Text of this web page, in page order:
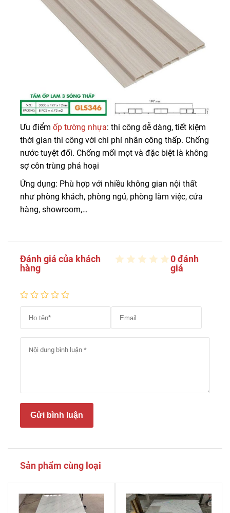
Ưu điểm ốp tường nhựa: thi công dễ dàng, tiết kiệm
thời gian thi công với chi phí nhân công thấp. Chống
nước tuyệt đối. Chống mối mọt và đặc biệt là không
sợ côn trùng phá hoại
Ứng dụng: Phù hợp với nhiều không gian nội thất
như phòng khách, phòng ngủ, phòng làm việc, cửa
hàng, showroom,…
Đánh giá của khách
hàng
0 đánh
giá
Gửi bình luận
Sản phẩm cùng loại